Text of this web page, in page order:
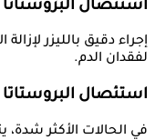
استئصال البروستاتا
إجراء دقيق بالليزر
لفقدان الدم.
استئصال البروستاتا
في الحالات الأكثر شدة،